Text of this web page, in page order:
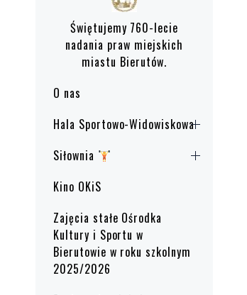
Świętujemy 760-lecie
nadania praw miejskich
miastu Bierutów.
O nas
Hala Sportowo-Widowiskowa
Siłownia
Kino OKiS
Zajęcia stałe Ośrodka
Kultury i Sportu w
Bierutowie w roku szkolnym
2025/2026